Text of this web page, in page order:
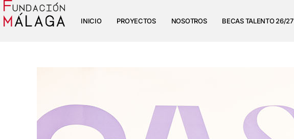
INICIO PROYECTOS NOSOTROS BECAS TALENTO 26/27